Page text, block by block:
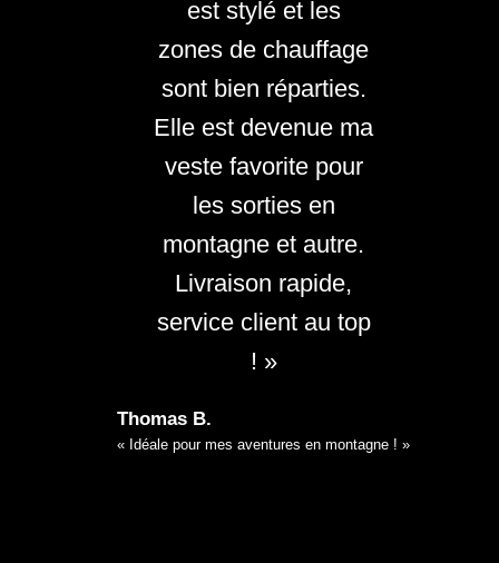
est stylé et les
zones de chauffage
sont bien réparties.
Elle est devenue ma
veste favorite pour
les sorties en
montagne et autre.
Livraison rapide,
service client au top
! »
Thomas B.
« Idéale pour mes aventures en montagne ! »